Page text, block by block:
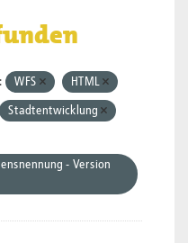
WFS HTML
Stadtentwicklung
- Version